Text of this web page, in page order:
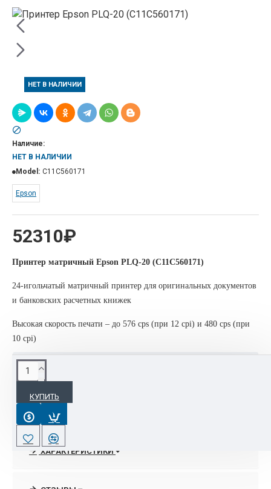
НЕТ В НАЛИЧИИ
52310₽
Наличие:
НЕТ В НАЛИЧИИ
Model: C11C560171
Epson
Принтер матричный Epson PLQ-20 (C11C560171)
24-игольчатый матричный принтер для оригинальных документов
и банковских расчетных книжек
Высокая скорость печати – до 576 cps (при 12 cpi) и 480 cps (при
10 cpi)
КУПИТЬ
ОПИСАНИЕ
Новый матричный принтер EPSON PLQ-20/M (passbook
printer) был разработан для банковской индустрии для печати
на расчетных книжках. При этом его скорость печати очень
высока – до 576 cps (при 12 cpi) и 480 cps (при 10 cpi) знаков
ХАРАКТЕРИСТИКИ